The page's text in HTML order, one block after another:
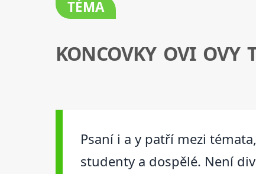
TÉMA
KONCOVKY OVI OVY
Psaní i a y patří mezi
studenty a dospělé. Není